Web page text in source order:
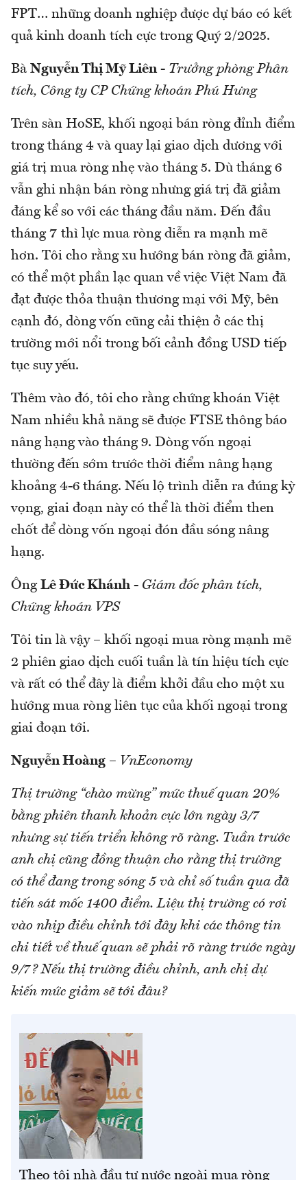
FPT… những doanh nghiệp được dự báo có kết
quả kinh doanh tích cực trong Quý 2/2025.
Bà Nguyễn Thị Mỹ Liên- Trưởng phòng Phân
tích, Công ty CP Chứng khoán Phú Hưng
Trên sàn HoSE, khối ngoại bán ròng đỉnh điểm
trong tháng 4 và quay lại giao dịch dương với
giá trị mua ròng nhẹ vào tháng 5. Dù tháng 6
vẫn ghi nhận bán ròng nhưng giá trị đã giảm
đáng kể so với các tháng đầu năm. Đến đầu
tháng 7 thì lực mua ròng diễn ra mạnh mẽ
hơn. Tôi cho rằng xu hướng bán ròng đã giảm,
có thể một phần lạc quan về việc Việt Nam đã
đạt được thỏa thuận thương mại với Mỹ, bên
cạnh đó, dòng vốn cũng cải thiện ở các thị
trường mới nổi trong bối cảnh đồng USD tiếp
tục suy yếu.
Thêm vào đó, tôi cho rằng chứng khoán Việt
Nam nhiều khả năng sẽ được FTSE thông báo
nâng hạng vào tháng 9. Dòng vốn ngoại
thường đến sớm trước thời điểm nâng hạng
khoảng 4-6 tháng. Nếu lộ trình diễn ra đúng kỳ
vọng, giai đoạn này có thể là thời điểm then
chốt để dòng vốn ngoại đón đầu sóng nâng
hạng.
Ông Lê Đức Khánh - Giám đốc phân tích,
Chứng khoán VPS
Tôi tin là vậy – khối ngoại mua ròng mạnh mẽ
2 phiên giao dịch cuối tuần là tín hiệu tích cực
và rất có thể đây là điểm khởi đầu cho một xu
hướng mua ròng liên tục của khối ngoại trong
giai đoạn tới.
Nguyễn Hoàng – VnEconomy
Thị trường “chào mừng” mức thuế quan 20%
bằng phiên thanh khoản cực lớn ngày 3/7
nhưng sự tiến triển không rõ ràng. Tuần trước
anh chị cũng đồng thuận cho rằng thị trường
có thể đang trong sóng 5 và chỉ số tuần qua đã
tiến sát mốc 1400 điểm. Liệu thị trường có rơi
vào nhịp điều chỉnh tới đây khi các thông tin
chi tiết về thuế quan sẽ phải rõ ràng trước ngày
9/7? Nếu thị trường điều chỉnh, anh chị dự
kiến mức giảm sẽ tới đâu?
Theo tôi nhà đầu tư nước ngoài mua ròng